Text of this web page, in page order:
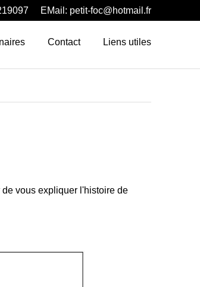
EMail: petit-foc@hotmail.fr
Contact Liens utiles
vous expliquer l'histoire de